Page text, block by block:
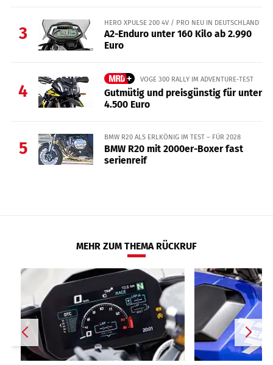
3
HERO XPULSE 200 4V / PRO NEU IN DEUTSCHLAND
A2-Enduro unter 160 Kilo ab 2.990
Euro
4
VOGE 300 RALLY IM ADVENTURE-TEST
Gutmütig und preisgünstig für unter
4.500 Euro
5
BMW R20 ALS ERLKÖNIG IM TEST – FÜR 2028
BMW R20 mit 2000er-Boxer fast
serienreif
MEHR ZUM THEMA RÜCKRUF